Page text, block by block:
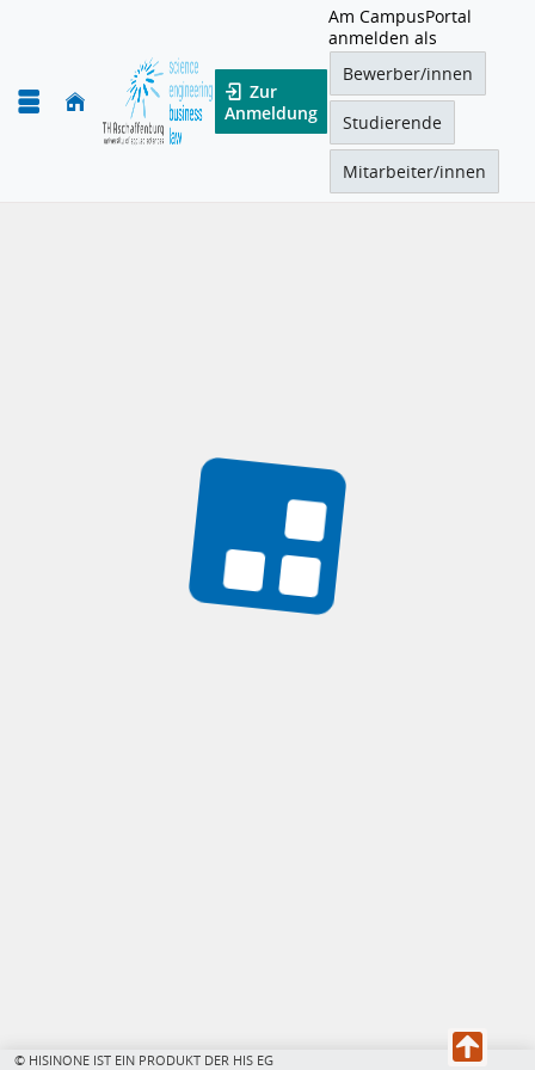
Zur
Anmeldung
Am CampusPortal
anmelden als
Bewerber/innen
Studierende
Mitarbeiter/innen
© HISINONE IST EIN PRODUKT DER HIS EG